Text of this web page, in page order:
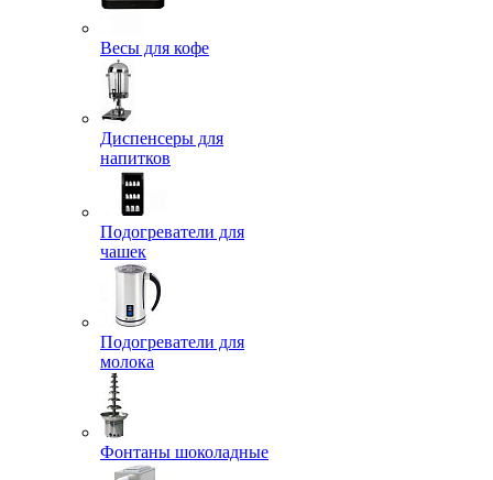
Весы для кофе
Диспенсеры для
напитков
Подогреватели для
чашек
Подогреватели для
молока
Фонтаны шоколадные